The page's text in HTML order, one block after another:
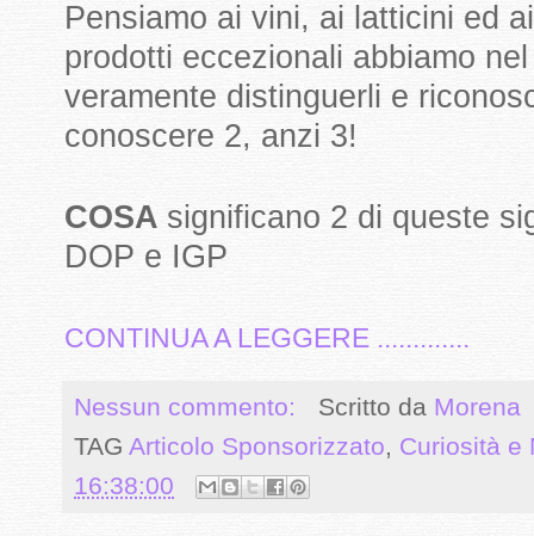
Pensiamo ai vini, ai latticini ed
prodotti eccezionali abbiamo
veramente distinguerli e
conoscere 2, anzi 3!
COSA significano 2 di queste
DOP e IGP
CONTINUA A LEGGERE .............
Nessun commento: Scritto da Morena
TAG Articolo Sponsorizzato, Curiosità e
16:38:00